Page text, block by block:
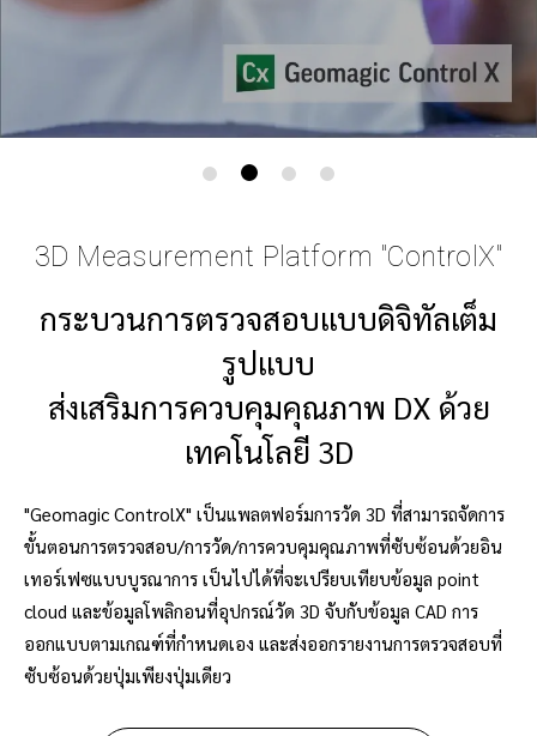
3D Measurement Platform "ControlX"
กระบวนการตรวจสอบแบบดิจิทัลเต็ม
รูปแบบ
ส่งเสริมการควบคุมคุณภาพ DX ด้วย
เทคโนโลยี 3D
"Geomagic ControlX" เป็นแพลตฟอร์มการวัด 3D ที่สามารถจัดการ
ขั้นตอนการตรวจสอบ/การวัด/การควบคุมคุณภาพที่ซับซ้อนด้วยอิน
เทอร์เฟซแบบบูรณาการ เป็นไปได้ที่จะเปรียบเทียบข้อมูล point
cloud และข้อมูลโพลิกอนที่อุปกรณ์วัด 3D จับกับข้อมูล CAD การ
ออกแบบตามเกณฑ์ที่กำหนดเอง และส่งออกรายงานการตรวจสอบที่
ซับซ้อนด้วยปุ่มเพียงปุ่มเดียว